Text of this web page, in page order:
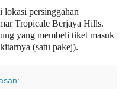
persinggahan
Tropicale Berjaya Hills.
yang membeli tiket masuk
(satu pakej).